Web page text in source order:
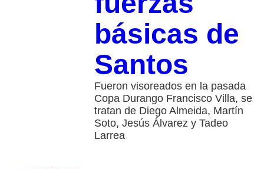
básicas de
Santos
Fueron visoreados en la pasada
Copa Durango Francisco Villa, se
tratan de Diego Almeida, Martín
Soto, Jesús Álvarez y Tadeo
Larrea